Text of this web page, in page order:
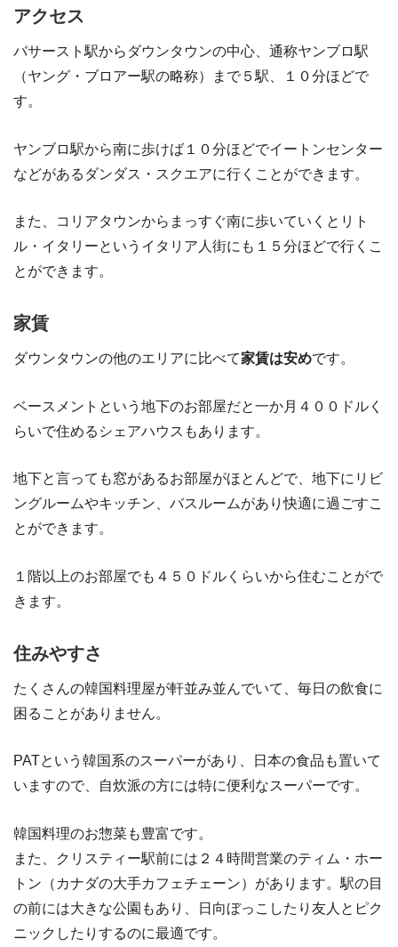
アクセス
バサースト駅からダウンタウンの中心、通称ヤンブロ駅
（ヤング・ブロアー駅の略称）まで５駅、１０分ほどで
す。
ヤンブロ駅から南に歩けば１０分ほどでイートンセンター
などがあるダンダス・スクエアに行くことができます。
また、コリアタウンからまっすぐ南に歩いていくとリト
ル・イタリーというイタリア人街にも１５分ほどで行くこ
とができます。
家賃
ダウンタウンの他のエリアに比べて家賃は安めです。
ベースメントという地下のお部屋だと一か月４００ドルく
らいで住めるシェアハウスもあります。
地下と言っても窓があるお部屋がほとんどで、地下にリビ
ングルームやキッチン、バスルームがあり快適に過ごすこ
とができます。
１階以上のお部屋でも４５０ドルくらいから住むことがで
きます。
住みやすさ
たくさんの韓国料理屋が軒並み並んでいて、毎日の飲食に
困ることがありません。
PATという韓国系のスーパーがあり、日本の食品も置いて
いますので、自炊派の方には特に便利なスーパーです。
韓国料理のお惣菜も豊富です。
また、クリスティー駅前には２４時間営業のティム・ホー
トン（カナダの大手カフェチェーン）があります。駅の目
の前には大きな公園もあり、日向ぼっこしたり友人とピク
ニックしたりするのに最適です。